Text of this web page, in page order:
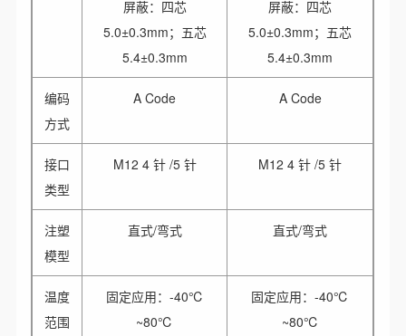
屏蔽：四芯
5.0±0.3mm；五芯
5.4±0.3mm
屏蔽：四芯
5.0±0.3mm；五芯
5.4±0.3mm
编码
方式
A Code A Code
接口
类型
M12 4 针 /5 针 M12 4 针 /5 针
注塑
模型
直式/弯式 直式/弯式
温度
范围
固定应用：-40℃
~80℃
固定应用：-40℃
~80℃